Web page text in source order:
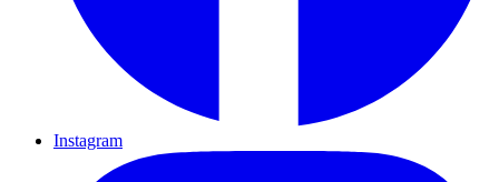
Instagram